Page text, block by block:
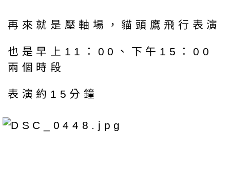
再來就是壓軸場，貓頭鷹飛行表演
也是早上11：00、下午15：00
兩個時段
表演約15分鐘